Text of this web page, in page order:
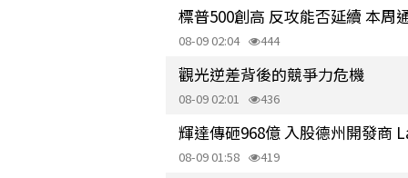
標普500創高 反攻能否延續 本周
08-09 02:04 444
觀光逆差背後的競爭力危機
08-09 02:01 436
輝達傳砸968億 入股德州開發商
08-09 01:58 419